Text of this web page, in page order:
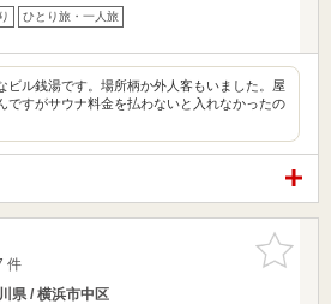
ひとり旅・一人旅
ビル銭湯です。場所柄か外人客もいました。屋
ですがサウナ料金を払わないと入れなかったの
お気に入
りに追加
件
県 / 横浜市中区